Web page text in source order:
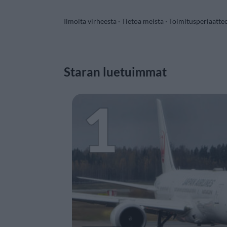
Ilmoita virheestä · Tietoa meistä ·
Staran luetuimmat
1